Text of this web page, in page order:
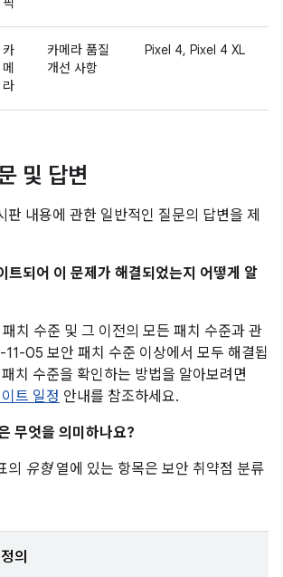
카
메
라
카메라 품질
개선 사항
Pixel 4, Pixel 4 XL
및 답변
판 내용에 관한 일반적인 질문의 답변을 제
트되어 이 문제가 해결되었는지 어떻게 알
치 수준 및 그 이전의 모든 패치 수준과 관
05 보안 패치 수준 이상에서 모두 해결됩
치 수준을 확인하는 방법을 알아보려면
트 일정 안내를 참조하세요.
무엇을 의미하나요?
의 유형열에 있는 항목은 보안 취약점 분류
정의